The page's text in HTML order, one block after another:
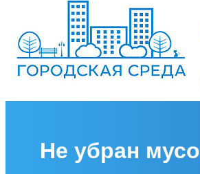
Не убран